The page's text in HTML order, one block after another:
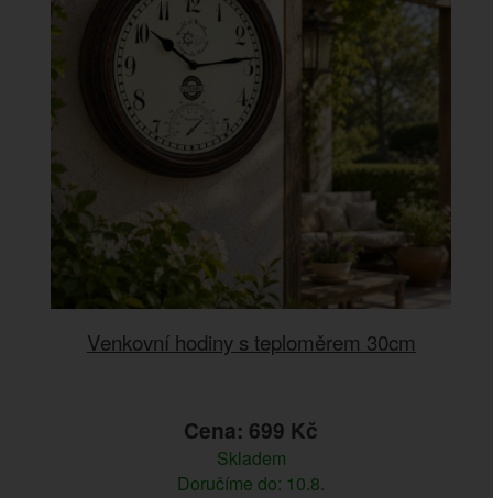
Venkovní hodiny s teploměrem 30cm
Cena: 699 Kč
Skladem
Doručíme do: 10.8.